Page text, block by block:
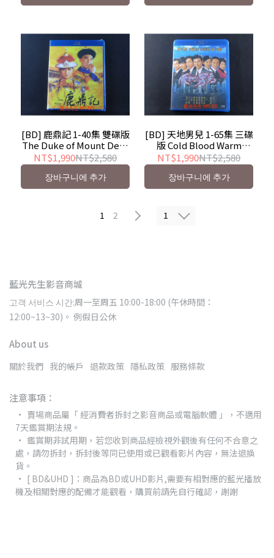
[BD] 鹿鼎記 1-40集 雙碟版
The Duke of Mount Deer
- 香港TVB影集
NT$1,990NT$2,580
장바구니에 추가
[BD] 天地男兒 1-65集 三碟
版 Cold Blood Warm
Heart - 香港TVB影集
NT$1,990NT$2,580
장바구니에 추가
1 2 1
藍光先生影音商城
고객 서비스 시간:周一至周五 10:00-18:00 (午休時間：
12:00~13~30)。 例假日公休
About us
關於我們 我的帳戶 退款政策 隱私政策 服務條款
注意事項：
賣場商品屬「 經消費者拆封之影音商品或電腦軟體 」，不適用
7天鑑賞期法規。
鑑賞期非試用期，若您收到商品經檢視外觀後有任何不合意之
處，請勿拆封，拆封後等同已使用或已觀看影片內容，無法退換
貨。
[ BD&UHD ]：商品為BD或UHD影片,需要有相對應的藍光播放
機及相關對應的配備才能觀看，購買前請先自行確認，謝謝